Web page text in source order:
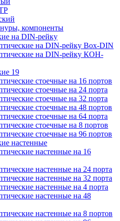
компоненты
на DIN-рейку
на DIN-рейку Box-DIN
на DIN-рейку КОН-
19
стоечные на 16 портов
стоечные на 24 порта
стоечные на 32 порта
стоечные на 48 портов
стоечные на 64 порта
стоечные на 8 портов
стоечные на 96 портов
настенные
настенные на 16
настенные на 24 порта
настенные на 32 порта
настенные на 4 порта
настенные на 48
настенные на 8 портов